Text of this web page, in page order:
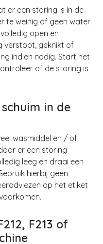
er een storing is in de
te weinig of geen water
open en
verstopt, geknikt of
indien nodig. Start het
of de storing is
in de
wasmiddel en / of
er een storing
leeg en draai een
hierbij geen
op het etiket
F213 of